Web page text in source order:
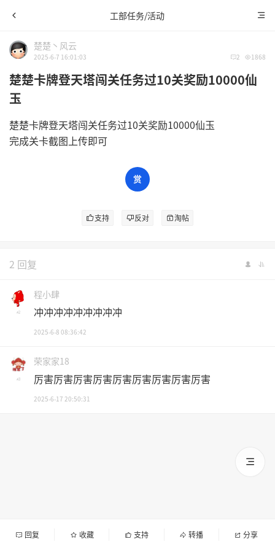
工部任务/活动
楚楚丶风云
2025-6-7 16:01:03 2 1868
楚楚卡牌登天塔闯关任务过10关奖励10000仙
玉
楚楚卡牌登天塔闯关任务过10关奖励10000仙玉
完成关卡截图上传即可
支持 反对 淘帖
2 回复
程小肆
#2 冲冲冲冲冲冲冲冲冲
2025-6-8 08:36:42
荣家家18
#3 厉害厉害厉害厉害厉害厉害厉害厉害厉害
2025-6-17 20:50:31
回复 收藏 支持 转播 分享